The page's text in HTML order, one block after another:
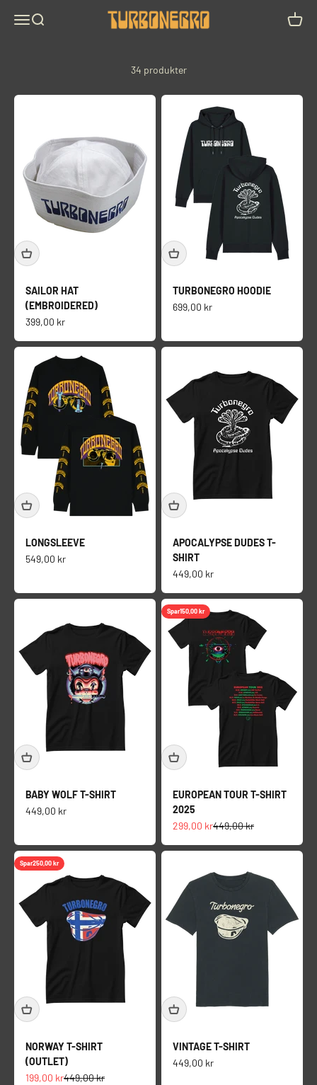
MenySøk TURBONEGRO
34 produkter
SAILOR HAT
(EMBROIDERED)
Salgspris
399,00 kr
TURBONEGRO HOODIE
Salgspris
699,00 kr
LONGSLEEVE
Salgspris
549,00 kr
APOCALYPSE DUDES T-
SHIRT
Salgspris
449,00 kr
BABY WOLF T-SHIRT
Salgspris
449,00 kr
Spar150,00 kr
EUROPEAN TOUR T-SHIRT
2025
Salgspris
299,00 krNormalpris
449,00 kr
Spar250,00 kr
NORWAY T-SHIRT
(OUTLET)
Salgspris
199,00 krNormalpris
449,00 kr
VINTAGE T-SHIRT
Salgspris
449,00 kr